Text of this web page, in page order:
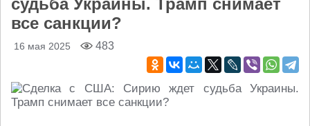
судьба Украины. Трамп снимает
все санкции?
16 мая 2025 483